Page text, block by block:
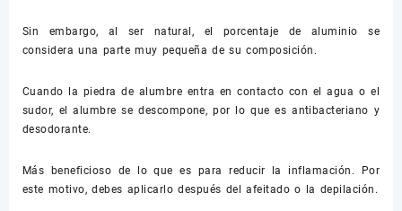
Sin embargo, al ser natural, el porcentaje de aluminio se
considera una parte muy pequeña de su composición.
Cuando la piedra de alumbre entra en contacto con el agua o el
sudor, el alumbre se descompone, por lo que es antibacteriano y
desodorante.
Más beneficioso de lo que es para reducir la inflamación. Por
este motivo, debes aplicarlo después del afeitado o la depilación.